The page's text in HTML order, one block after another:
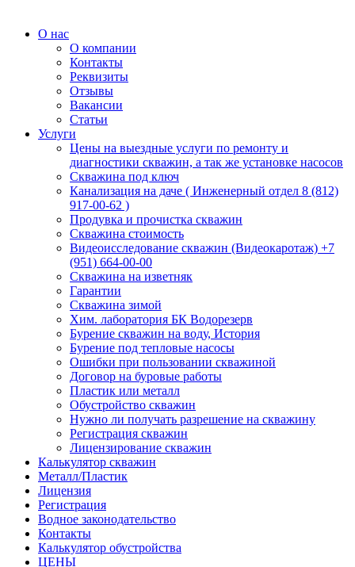
О нас
О компании
Контакты
Реквизиты
Отзывы
Вакансии
Статьи
Услуги
Цены на выездные услуги по ремонту и
диагностики скважин, а так же установке насосов
Скважина под ключ
Канализация на даче ( Инженерный отдел 8 (812)
917-00-62 )
Продувка и прочистка скважин
Скважина стоимость
Видеоисследование скважин (Видеокаротаж) +7
(951) 664-00-00
Скважина на изветняк
Гарантии
Скважина зимой
Хим. лаборатория БК Водорезерв
Бурение скважин на воду, История
Бурение под тепловые насосы
Ошибки при пользовании скважиной
Договор на буровые работы
Пластик или металл
Обустройство скважин
Нужно ли получать разрешение на скважину
Регистрация скважин
Лицензирование скважин
Калькулятор скважин
Металл/Пластик
Лицензия
Регистрация
Водное законодательство
Контакты
Калькулятор обустройства
ЦЕНЫ